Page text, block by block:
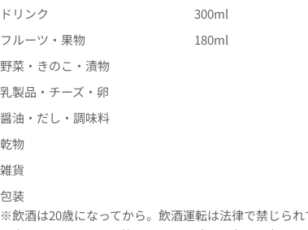
ドリンク
フルーツ・果物
野菜・きのこ・漬物
乳製品・チーズ・卵
醤油・だし・調味料
乾物
雑貨
包装
300ml
180ml
※飲酒は20歳になってから。飲酒運転は法律で禁じら